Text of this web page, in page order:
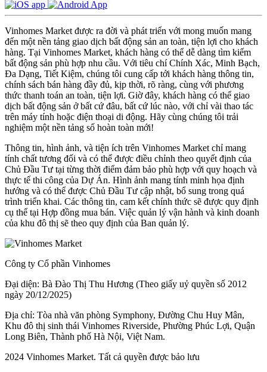
Vinhomes Market được ra đời và phát triển với mong muốn mang
đến một nền tảng giao dịch bất động sản an toàn, tiện lợi cho khách
hàng. Tại Vinhomes Market, khách hàng có thể dễ dàng tìm kiếm
bất động sản phù hợp nhu cầu. Với tiêu chí Chính Xác, Minh Bạch,
Đa Dạng, Tiết Kiệm, chúng tôi cung cấp tới khách hàng thông tin,
chính sách bán hàng đầy đủ, kịp thời, rõ ràng, cùng với phương
thức thanh toán an toàn, tiện lợi. Giờ đây, khách hàng có thể giao
dịch bất động sản ở bất cứ đâu, bất cứ lúc nào, với chỉ vài thao tác
trên máy tính hoặc điện thoại di động. Hãy cùng chúng tôi trải
nghiệm một nền tảng số hoàn toàn mới!
Thông tin, hình ảnh, và tiện ích trên Vinhomes Market chỉ mang
tính chất tương đối và có thể được điều chỉnh theo quyết định của
Chủ Đầu Tư tại từng thời điểm đảm bảo phù hợp với quy hoạch và
thực tế thi công của Dự Án. Hình ảnh mang tính minh họa định
hướng và có thể được Chủ Đầu Tư cập nhật, bổ sung trong quá
trình triển khai. Các thông tin, cam kết chính thức sẽ được quy định
cụ thể tại Hợp đồng mua bán. Việc quản lý vận hành và kinh doanh
của khu đô thị sẽ theo quy định của Ban quản lý.
Công ty Cổ phần Vinhomes
Đại diện: Bà Đào Thị Thu Hương (Theo giấy uỷ quyền số 2012
ngày 20/12/2025)
Địa chỉ: Tòa nhà văn phòng Symphony, Đường Chu Huy Mân,
Khu đô thị sinh thái Vinhomes Riverside, Phường Phúc Lợi, Quận
Long Biên, Thành phố Hà Nội, Việt Nam.
2024 Vinhomes Market. Tất cả quyền được bảo lưu